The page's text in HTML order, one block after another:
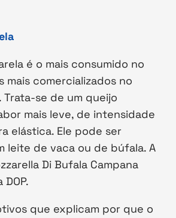
é o mais consumido no
mais comercializados no
se de um queijo
mais leve, de intensidade
elástica. Ele pode ser
leite de vaca ou de búfala. A
Di Bufala Campana
que explicam por que o